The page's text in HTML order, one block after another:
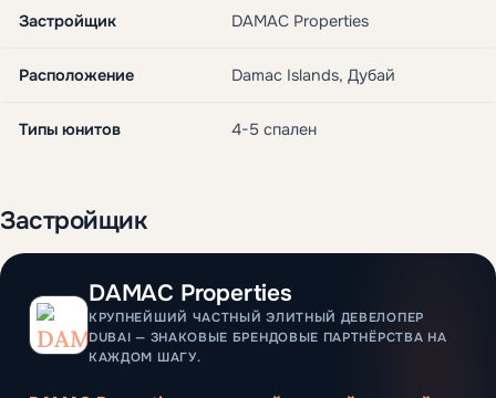
Застройщик DAMAC Properties
Расположение Damac Islands, Дубай
Типы юнитов 4-5 спален
Застройщик
DAMAC Properties
КРУПНЕЙШИЙ ЧАСТНЫЙ ЭЛИТНЫЙ ДЕВЕЛОПЕР
DUBAI — ЗНАКОВЫЕ БРЕНДОВЫЕ ПАРТНЁРСТВА НА
КАЖДОМ ШАГУ.